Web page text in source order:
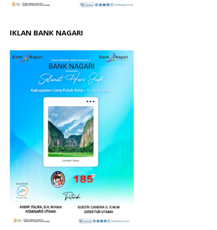
IKLAN BANK NAGARI